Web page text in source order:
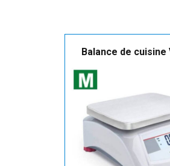
Balance de cuisine